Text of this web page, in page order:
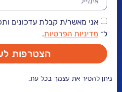
ל־ מדיניות הפרטיות.
הצטרפות
ניתן להסיר את עצמך בכל עת.